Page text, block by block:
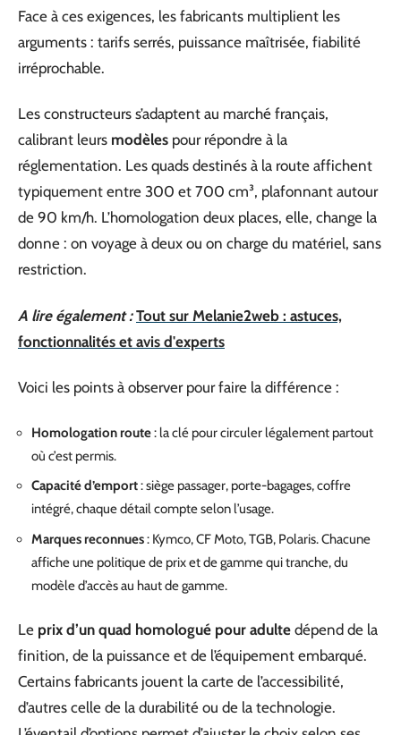
Face à ces exigences, les fabricants multiplient les
arguments : tarifs serrés, puissance maîtrisée, fiabilité
irréprochable.
Les constructeurs s’adaptent au marché français,
calibrant leurs modèles pour répondre à la
réglementation. Les quads destinés à la route affichent
typiquement entre 300 et 700 cm³, plafonnant autour
de 90 km/h. L’homologation deux places, elle, change la
donne : on voyage à deux ou on charge du matériel, sans
restriction.
A lire également : Tout sur Melanie2web : astuces,
fonctionnalités et avis d'experts
Voici les points à observer pour faire la différence :
Homologation route: la clé pour circuler légalement partout
où c’est permis.
Capacité d’emport: siège passager, porte-bagages, coffre
intégré, chaque détail compte selon l’usage.
Marques reconnues: Kymco, CF Moto, TGB, Polaris. Chacune
affiche une politique de prix et de gamme qui tranche, du
modèle d’accès au haut de gamme.
Le prix d’un quad homologué pour adulte dépend de la
finition, de la puissance et de l’équipement embarqué.
Certains fabricants jouent la carte de l’accessibilité,
d’autres celle de la durabilité ou de la technologie.